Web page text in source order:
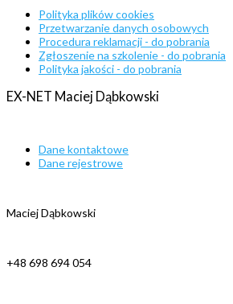
Polityka plików cookies
Przetwarzanie danych osobowych
Procedura reklamacji - do pobrania
Zgłoszenie na szkolenie - do pobrania
Polityka jakości - do pobrania
EX-NET Maciej Dąbkowski
Dane kontaktowe
Dane rejestrowe
Maciej Dąbkowski
+48 698 694 054